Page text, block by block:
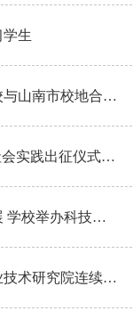
学生
【简讯】湖北高校与山南市校地合作联盟第二次全体会议在我校召开
2026年“三下乡”社会实践出征仪式暨专题培训举行
赋能数智经济发展 学校举办科技成果转化专场对接活动
湖北大学麻城产业技术研究院连续三年获省级考核“优秀”